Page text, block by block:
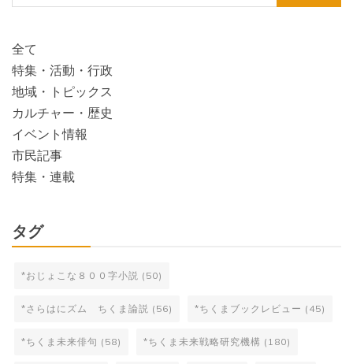
索:
全て
特集・活動・行政
地域・トピックス
カルチャー・歴史
イベント情報
市民記事
特集・連載
タグ
*おじょこな８００字小説 (50)
*さらはにズム ちくま論説 (56) *ちくまブックレビュー (45)
*ちくま未来俳句 (58) *ちくま未来戦略研究機構 (180)